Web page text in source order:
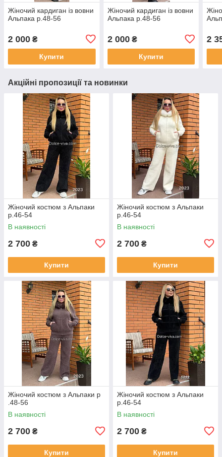
Жіночий кардиган із вовни
Альпака р.48-56
2 000 ₴
Купити
Жіночий кардиган із вовни
Альпака р.48-56
2 000₴
Купити
2
Акційні пропозиції та новинки
Жіночий костюм з Альпаки
р.46-54
В наявності
2 700 ₴
Купити
Жіночий костюм з Альпаки
р.46-54
В наявності
2 700 ₴
Купити
Жіночий костюм з Альпаки р
.48-56
В наявності
2 700 ₴
Купити
Жіночий костюм з Альпаки
р.46-54
В наявності
2 700 ₴
Купити